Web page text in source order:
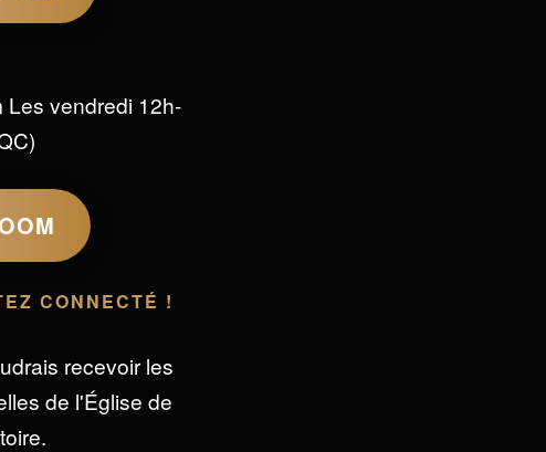
Les vendredi 12h-
CONNECTÉ !
recevoir les
de l'Église de